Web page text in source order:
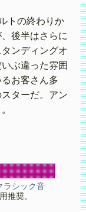
トの終わりか
後半はさらに
ンディングオ
ぶ違った雰囲
お客さん多
ターだ。アン
ラシック音
推奨。